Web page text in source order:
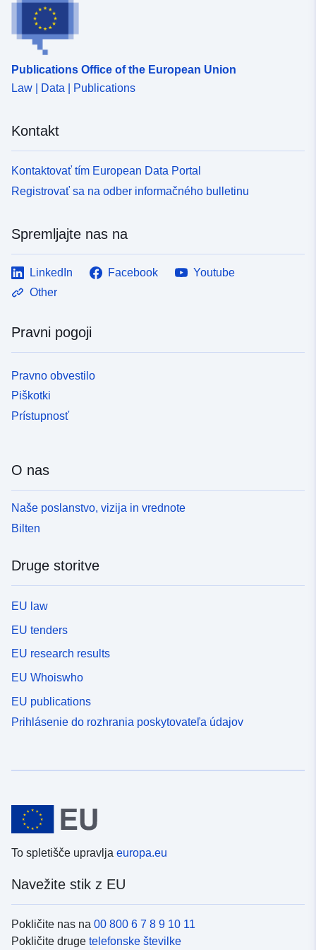
uriRef:
120066022-srv-9750dacf-636f-
codelist/SpatialDataServiceType/
Publications Office of the European Union
Law | Data | Publications
Kontakt
Kontaktovať tím European Data Portal
Registrovať sa na odber informačného bulletinu
Spremljajte nas na
LinkedIn Facebook
Youtube
Other
Pravni pogoji
Pravno obvestilo
Piškotki
Prístupnosť
O nas
Naše poslanstvo, vizija in vrednote
Bilten
Druge storitve
EU law
EU tenders
EU research results
EU Whoiswho
EU publications
Prihlásenie do rozhrania poskytovateľa údajov
To spletišče upravlja europa.eu
Navežite stik z EU
Pokličite nas na 00 800 6 7 8 9 10 11
Pokličite druge telefonske številke